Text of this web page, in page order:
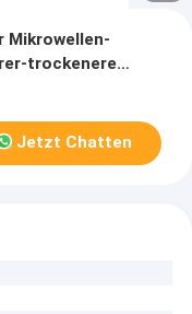
Mikrowellen-
trockenere
Jetzt Chatten